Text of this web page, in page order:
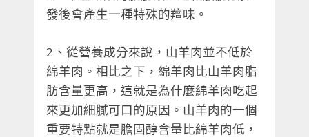
發後會產生一種特殊的羶味。
2、從營養成分來說，山羊肉並不低於
綿羊肉。相比之下，綿羊肉比山羊肉脂
肪含量更高，這就是為什麼綿羊肉吃起
來更加細膩可口的原因。山羊肉的一個
重要特點就是膽固醇含量比綿羊肉低，